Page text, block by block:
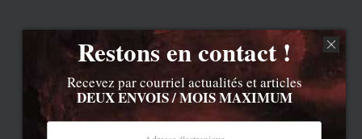
Restons en contact !
Recevez par courriel actualités et articles
DEUX ENVOIS / MOIS MAXIMUM